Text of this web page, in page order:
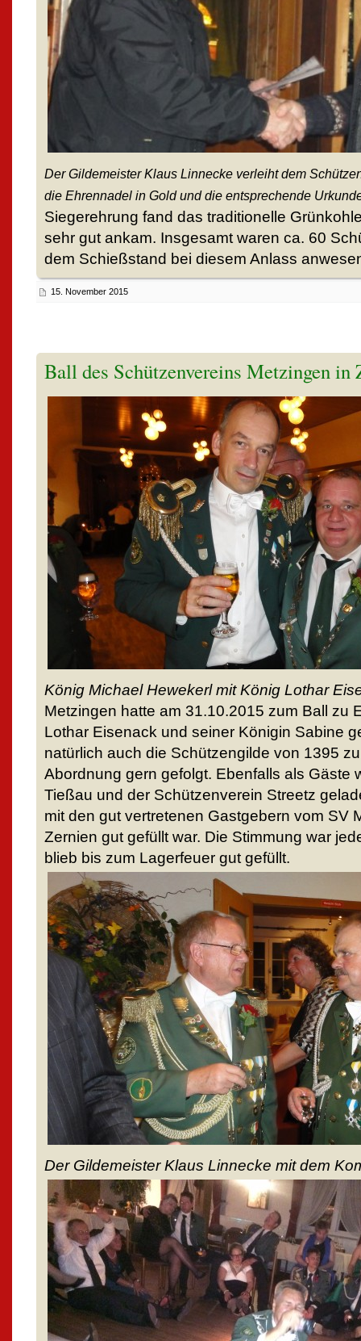
Der Gildemeister Klaus Linnecke verleiht dem
die Ehrennadel in Gold und die entsprechende
Siegerehrung fand das traditionelle
sehr gut ankam. Insgesamt waren ca. 60
dem Schießstand bei diesem Anlass
15. November 2015
Ball des Schützenvereins Metzingen in
König Michael Hewekerl mit König Lothar
Metzingen hatte am 31.10.2015 zum Ball zu
Lothar Eisenack und seiner Königin Sabine
natürlich auch die Schützengilde von 1395
Abordnung gern gefolgt. Ebenfalls als Gäste
Tießau und der Schützenverein Streetz
mit den gut vertretenen Gastgebern vom SV
Zernien gut gefüllt war. Die Stimmung war
blieb bis zum Lagerfeuer gut gefüllt.
Der Gildemeister Klaus Linnecke mit dem